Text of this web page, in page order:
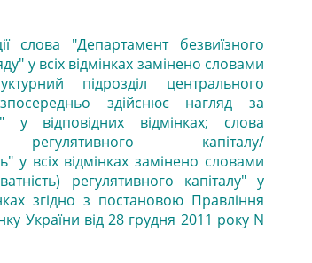
слова "Департамент безвиїзного
у всіх відмінках замінено словами
підрозділ центрального
здійснює нагляд за
у відповідних відмінках; слова
регулятивного капіталу/
у всіх відмінках замінено словами
регулятивного капіталу" у
згідно з постановою Правління
України від 28 грудня 2011 року N